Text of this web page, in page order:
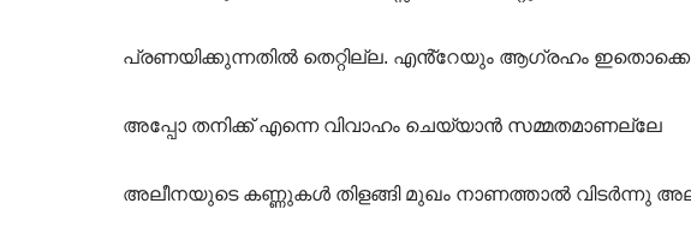
പ്രണയിക്കുന്നതിൽ തെറ്റില്ല. എൻ്റേയും ആഗ്രഹം
അപ്പോ തനിക്ക് എന്നെ വിവാഹം ചെയ്യാൻ സമ്മതമാണല്ലേ
അലീനയുടെ കണ്ണുകൾ തിളങ്ങി മുഖം നാണത്താൽ വിടർന്നു